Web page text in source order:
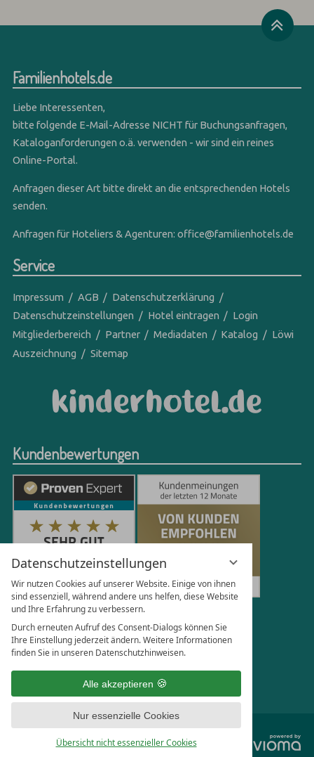
Datenschutzeinstellungen
Wir nutzen Cookies auf unserer Website. Einige von ihnen
sind essenziell, während andere uns helfen, diese Website
und Ihre Erfahrung zu verbessern.
Durch erneuten Aufruf des Consent-Dialogs können Sie
Ihre Einstellung jederzeit ändern. Weitere Informationen
finden Sie in unseren Datenschutzhinweisen.
Alle akzeptieren
Nur essenzielle Cookies
Übersicht nicht essenzieller Cookies
Familienhotels.de
Liebe Interessenten,
bitte folgende E-Mail-Adresse NICHT für Buchungsanfragen,
Kataloganforderungen o.ä. verwenden - wir sind ein reines
Online-Portal.
Anfragen dieser Art bitte direkt an die entsprechenden Hotels
senden.
Anfragen für Hoteliers & Agenturen:office@familienhotels.de
Service
Impressum AGB
Datenschutzerklärung
Datenschutzeinstellungen
Hotel eintragen
Login
Mitgliederbereich
Partner Mediadaten Katalog
Löwi
Auszeichnung
Sitemap
Kundenbewertungen